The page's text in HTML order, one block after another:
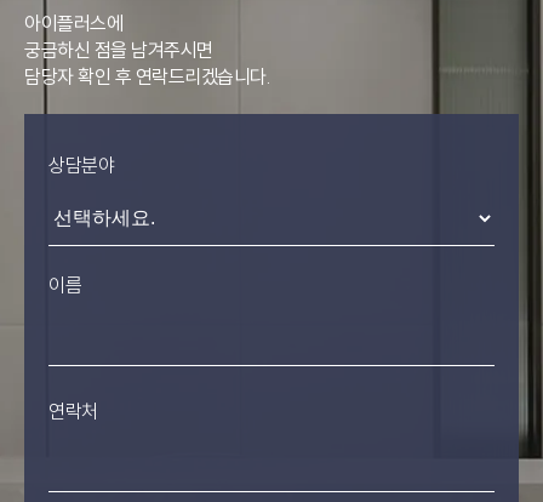
아이플러스에
궁금하신 점을 남겨주시면
담당자 확인 후 연락드리겠습니다.
상담분야
이름
연락처